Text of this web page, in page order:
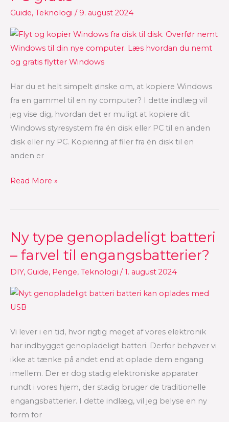
Guide, Teknologi / 9. august 2024
Har du et helt simpelt ønske om, at kopiere Windows
fra en gammel til en ny computer? I dette indlæg vil
jeg vise dig, hvordan det er muligt at kopiere dit
Windows styresystem fra én disk eller PC til en anden
disk eller ny PC. Kopiering af filer fra én disk til en
anden er
og
filer
til
ny
Read More »
Ny type genopladeligt batteri
– farvel til engangsbatterier?
DIY, Guide, Penge, Teknologi /1. august 2024
Vi lever i en tid, hvor rigtig meget af vores elektronik
har indbygget genopladeligt batteri. Derfor behøver vi
ikke at tænke på andet end at oplade dem engang
imellem. Der er dog stadig elektroniske apparater
rundt i vores hjem, der stadig bruger de traditionelle
engangsbatterier. I dette indlæg, vil jeg belyse en ny
form for
Ny
type
genopladeligt
batteri
–
farvel
engangsbatterier?